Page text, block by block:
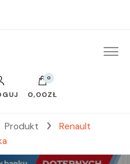
0
0,00ZŁ
Produkt
Renault